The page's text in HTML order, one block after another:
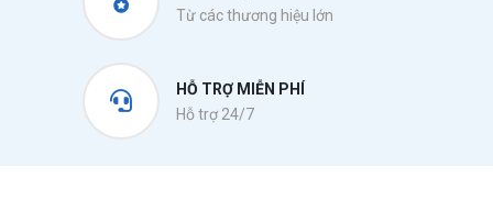
Từ các thương hiệu lớn
HỖ TRỢ MIỄN PHÍ
Hỗ trợ 24/7